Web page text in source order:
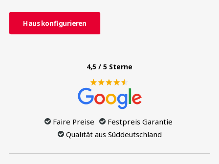
Haus konfigurieren
4,5 / 5 Sterne
Faire Preise
Festpreis Garantie
Qualität aus Süddeutschland